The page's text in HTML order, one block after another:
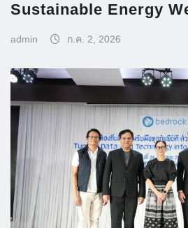
Sustainable Energy
admin ก.ค. 2, 2026